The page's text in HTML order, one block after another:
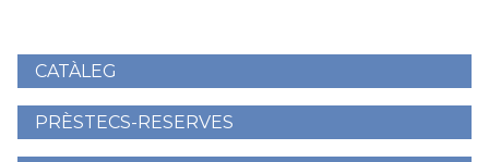
Menú
lateral
CATÀLEG
PRÈSTECS-RESERVES